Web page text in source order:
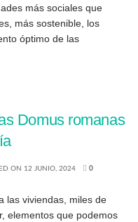
más sociales que
más sostenible, los
óptimo de las
Domus romanas
ON 12 JUNIO, 2024 0
las viviendas, miles de
elementos que podemos